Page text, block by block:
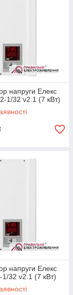
по
чи офіс.
та дому
підключення:
напруги Елекс
1/32 v2.1 (7 кВт)
напруги Елекс
32 v2.1 (7 кВт)